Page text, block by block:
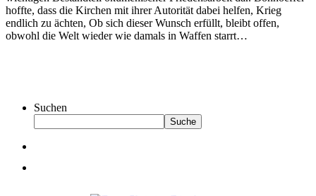
hoffte, dass die Kirchen mit ihrer Autorität dabei helfen, Krieg
endlich zu ächten, Ob sich dieser Wunsch erfüllt, bleibt offen,
obwohl die Welt wieder wie damals in Waffen starrt…
Suchen
Suche